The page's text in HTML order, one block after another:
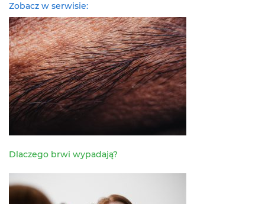
Zobacz w serwisie:
Dlaczego brwi wypadają?